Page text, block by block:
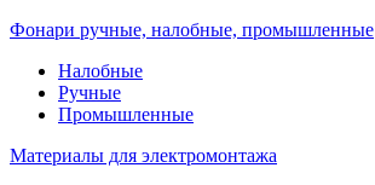
Фонари ручные, налобные, промышленные
Налобные
Ручные
Промышленные
Материалы для электромонтажа